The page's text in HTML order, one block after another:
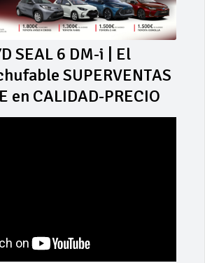
SEAL 6 DM-i | El
SUPERVENTAS
en CALIDAD-PRECIO